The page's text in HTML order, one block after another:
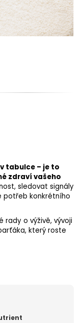
tabulce – je to
zdraví vašeho
sledovat signály
potřeb konkrétního
rady o výživě, vývoji
který roste